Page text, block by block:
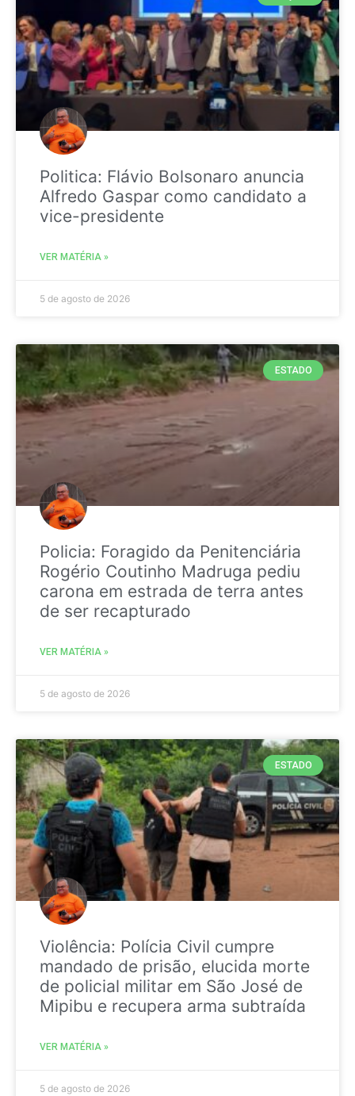
Politica: Flávio Bolsonaro anuncia
Alfredo Gaspar como candidato a
vice-presidente
VER MATÉRIA »
5 de agosto de 2026
ESTADO
Policia: Foragido da Penitenciária
Rogério Coutinho Madruga pediu
carona em estrada de terra antes
de ser recapturado
VER MATÉRIA »
5 de agosto de 2026
ESTADO
Violência: Polícia Civil cumpre
mandado de prisão, elucida morte
de policial militar em São José de
Mipibu e recupera arma subtraída
VER MATÉRIA »
5 de agosto de 2026